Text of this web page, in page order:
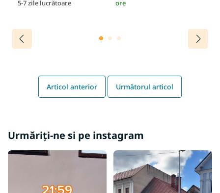
5-7 zile lucrătoare ore
Articol anterior Următorul articol
Urmăriți-ne si pe instagram